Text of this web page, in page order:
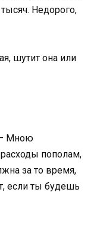
Недорого,
шутит она или
— Мною
пополам,
за то время,
если ты будешь